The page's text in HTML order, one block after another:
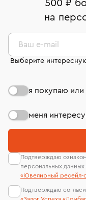
Золотые серьги
Серьги с сапфиром
Серьги с голубым
Серьги с изумрудом
Серьги с
Серьги с белым
Серьги дорожка с
500 ₽
на
Ваш e-mail
Выберите
я покупаю
меня
Подтверждаю
персональных данных
«Ювелирный ресейл-
Подтверждаю
«Залог Успеха